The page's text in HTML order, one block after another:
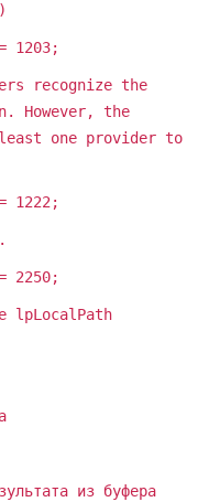
1203;
recognize the
However, the
one provider to
2250;
из буфера